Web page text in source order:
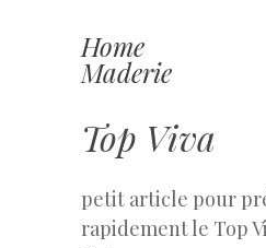
Home
Maderie
Skip to content
Top Viva
petit article pour
rapidement le Top